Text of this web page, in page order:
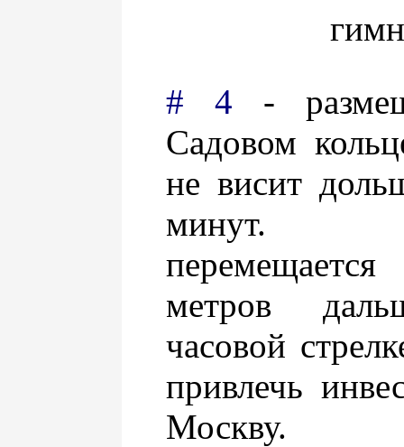
# 4 -
Cадовом
не висит
минут.
метров
часовой
привлечь
Москву.